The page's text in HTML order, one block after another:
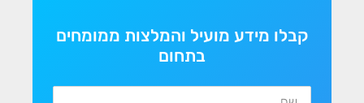
קבלו מידע מועיל והמלצות ממומחים
בתחום